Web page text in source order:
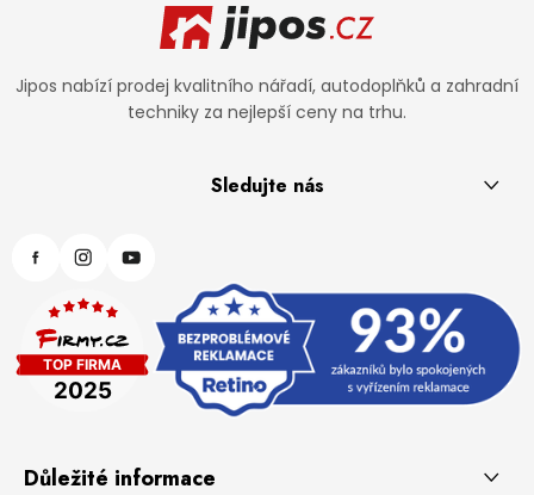
Jipos nabízí prodej kvalitního nářadí, autodoplňků a zahradní
techniky za nejlepší ceny na trhu.
Sledujte nás
Důležité informace